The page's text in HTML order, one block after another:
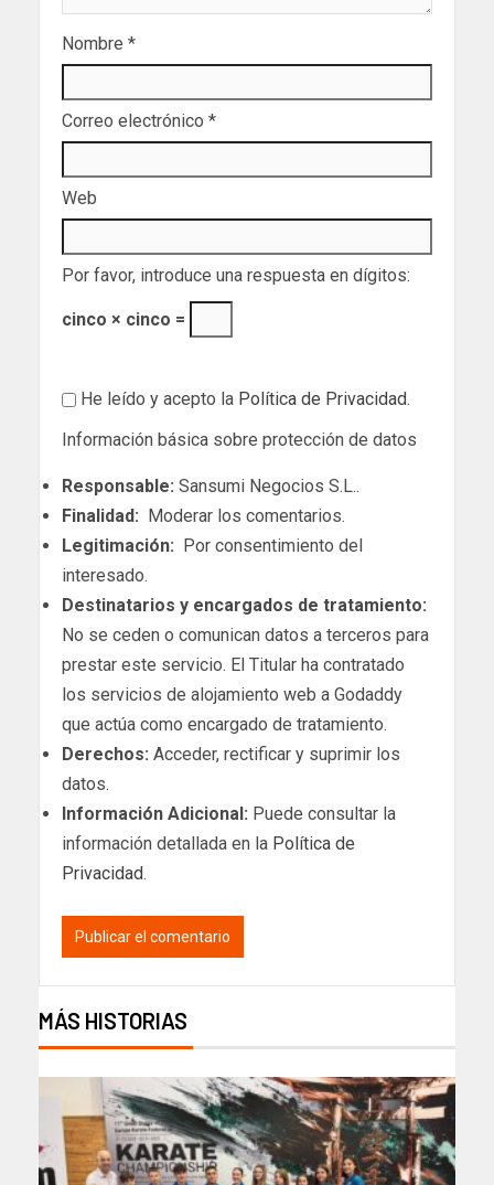
Nombre *
Correo electrónico *
Web
Por favor, introduce una respuesta en dígitos:
cinco × cinco =
He leído y acepto la Política de Privacidad.
Información básica sobre protección de datos
Responsable: Sansumi Negocios S.L..
Finalidad: Moderar los comentarios.
Legitimación: Por consentimiento del
interesado.
Destinatarios y encargados de tratamiento:
No se ceden o comunican datos a terceros para
prestar este servicio. El Titular ha contratado
los servicios de alojamiento web a Godaddy
que actúa como encargado de tratamiento.
Derechos: Acceder, rectificar y suprimir los
datos.
Información Adicional: Puede consultar la
información detallada en la Política de
Privacidad.
MÁS HISTORIAS